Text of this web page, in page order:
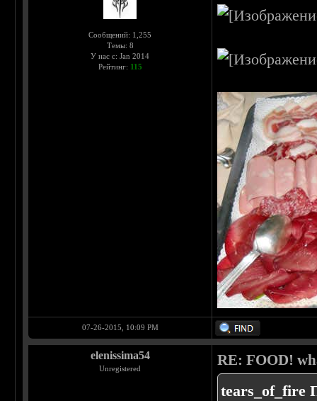
Сообщений: 1,255
Темы: 8
У нас с: Jan 2014
Рейтинг: 115
07-26-2015, 10:09 PM
elenissima54
Unregistered
RE: FOOD!
tears_of_fire